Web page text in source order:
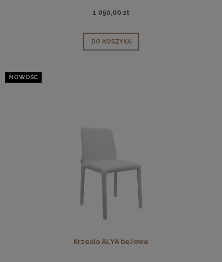
1 050,00 zł
DO KOSZYKA
Krzesło ALYA beżowe
NOWOŚĆ